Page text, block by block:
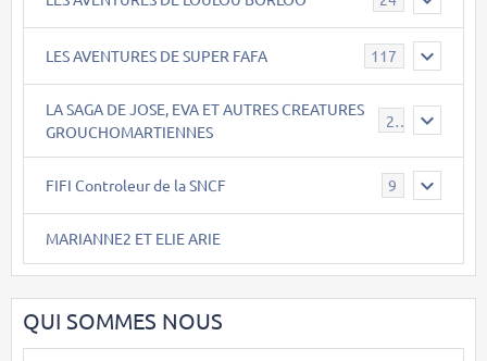
LES AVENTURES DE SUPER FAFA 117
LA SAGA DE JOSE, EVA ET AUTRES CREATURES
GROUCHOMARTIENNES
26
FIFI Controleur de la SNCF 9
MARIANNE2 ET ELIE ARIE
QUI SOMMES NOUS